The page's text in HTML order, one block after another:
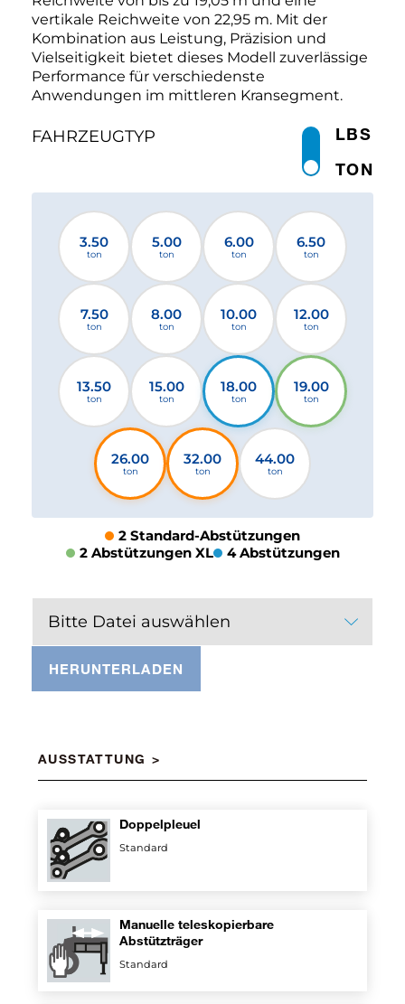
vertikale Reichweite von 22,95 m. Mit der
Kombination aus Leistung, Präzision und
Vielseitigkeit bietet dieses Modell zuverlässige
Performance für verschiedenste
Anwendungen im mittleren Kransegment.
FAHRZEUGTYP
TON
LBS
3.50
ton
5.00
ton
6.00
ton
6.50
ton
7.50
ton
8.00
ton
10.00
ton
12.00
ton
13.50
ton
15.00
ton
18.00
ton
19.00
ton
26.00
ton
32.00
ton
44.00
ton
2 Standard-Abstützungen
2 Abstützungen XL
4 Abstützungen
Bitte Datei auswählen
HERUNTERLADEN
AUSSTATTUNG
Doppelpleuel
Standard
Manuelle teleskopierbare
Abstützträger
Standard